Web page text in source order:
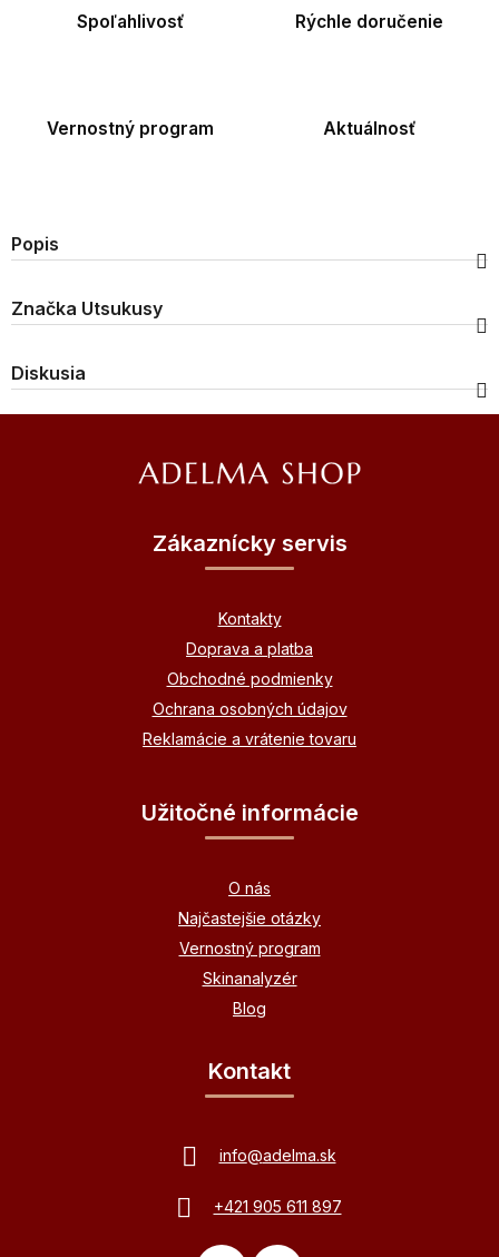
Spoľahlivosť Rýchle doručenie
Vernostný program Aktuálnosť
Popis
Značka Utsukusy
Diskusia
Zákaznícky servis
Kontakty
Doprava a platba
Obchodné podmienky
Ochrana osobných údajov
Reklamácie a vrátenie tovaru
Užitočné informácie
O nás
Najčastejšie otázky
Vernostný program
Skinanalyzér
Blog
Kontakt
info@adelma.sk
+421 905 611 897